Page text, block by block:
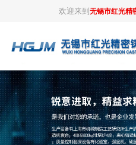
欢迎来到无锡市红光精